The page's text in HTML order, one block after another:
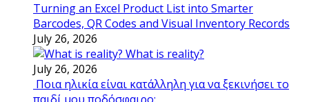
Turning an Excel Product List into Smarter
Barcodes, QR Codes and Visual Inventory Records
July 26, 2026
What is reality?
July 26, 2026
Ποια ηλικία είναι κατάλληλη για να ξεκινήσει το